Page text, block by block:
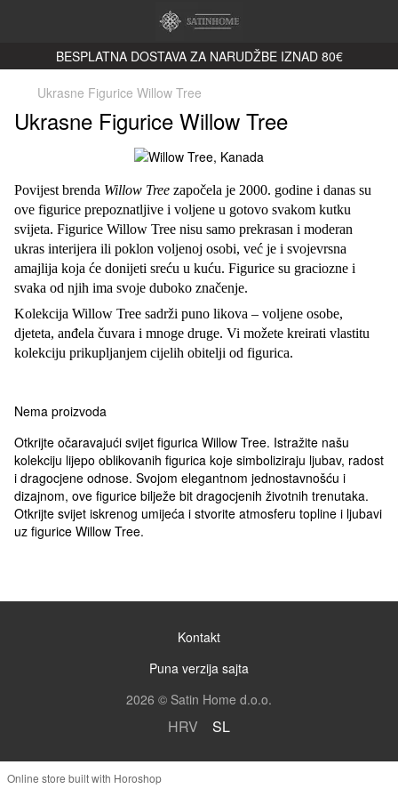
BESPLATNA DOSTAVA ZA NARUDŽBE IZNAD 80€
Ukrasne Figurice Willow Tree
Ukrasne Figurice Willow Tree
Povijest brenda Willow Tree započela je 2000. godine i danas su
ove figurice prepoznatljive i voljene u gotovo svakom kutku
svijeta. Figurice Willow Tree nisu samo prekrasan i moderan
ukras interijera ili poklon voljenoj osobi, već je i svojevrsna
amajlija koja će donijeti sreću u kuću. Figurice su graciozne i
svaka od njih ima svoje duboko značenje.
Kolekcija Willow Tree sadrži puno likova – voljene osobe,
djeteta, anđela čuvara i mnoge druge. Vi možete kreirati vlastitu
kolekciju prikupljanjem cijelih obitelji od figurica.
Nema proizvoda
Otkrijte očaravajući svijet figurica Willow Tree. Istražite našu
kolekciju lijepo oblikovanih figurica koje simboliziraju ljubav, radost
i dragocjene odnose. Svojom elegantnom jednostavnošću i
dizajnom, ove figurice bilježe bit dragocjenih životnih trenutaka.
Otkrijte svijet iskrenog umijeća i stvorite atmosferu topline i ljubavi
uz figurice Willow Tree.
Kontakt
Puna verzija sajta
2026 © Satin Home d.o.o.
HRV SL
Online store built with Horoshop